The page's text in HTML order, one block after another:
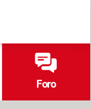
Foro